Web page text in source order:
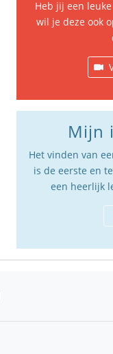
Heb jij een
wil je deze ook
Mijn
Het vinden van
is de eerste en
een heerlijk